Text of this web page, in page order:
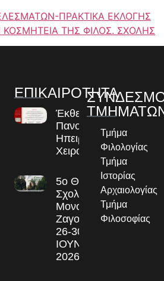
ΠΡΑΚΤΙΚΑ ΕΚΛΟΓΗΣ
ΤΗΣ ΦΙΛΟΣ. ΣΧΟΛΗΣ
ΕΠΙΚΑΙΡΟΤΗΤΑ
Έκθεση
Πανομοιοτύπων
Ηπειρωτικών
Χειρογράφων
5ο Θερινό
Σχολείο στο
Μονοδένδρι
Ζαγορίου
26-30
ΙΟΥΝΙΟΥ
2026
Τμήμα
Φιλολογίας
Τμήμα
Ιστορίας
Αρχαιολογίας
Τμήμα
Φιλοσοφίας